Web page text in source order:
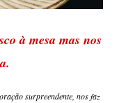
à mesa mas nos
surpreendente, nos faz